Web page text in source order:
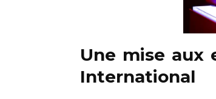
Une mise aux
International